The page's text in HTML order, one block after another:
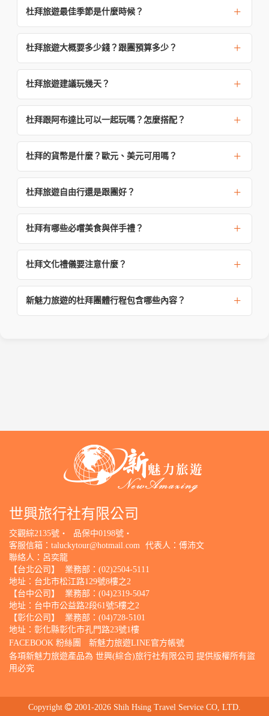
杜拜旅遊最佳季節是什麼時候？
杜拜旅遊大概要多少錢？跟團預算多少？
杜拜旅遊建議玩幾天？
杜拜跟阿布達比可以一起玩嗎？怎麼搭配？
杜拜的貨幣是什麼？歐元、美元可用嗎？
杜拜旅遊自由行還是跟團好？
杜拜有哪些必嚐美食與伴手禮？
杜拜文化禮儀要注意什麼？
新魅力旅遊的杜拜團體行程包含哪些內容？
世興旅行社有限公司
交觀綜2135號‧
品保中0198號‧
客服信箱： taluckytour@hotmail.com 代表人：傅沛文
聯絡人：呂奕龍
【台北公司】
業務部：(02)2504-5111
地址：台北市松江路129號8樓之2
【台中公司】
業務部：(04)2319-5047
地址：台中市公益路2段61號5樓之2
【彰化公司】
業務部：(04)728-5101
地址：彰化縣彰化市孔門路23號1樓
FACEBOOK 粉絲團
新魅力旅遊LINE官方帳號
各項新魅力旅遊產品為 世興(綜合)旅行社有限公司 提供版權所有盜
用必究
Copyright 2001-2026 Shih Hsing Travel Service CO, LTD.